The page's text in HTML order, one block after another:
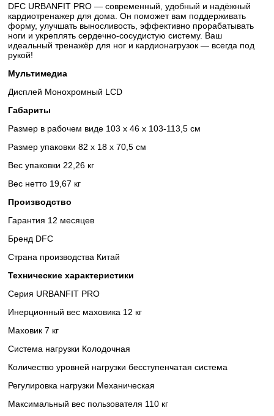
DFC URBANFIT PRO — современный, удобный и надёжный
кардиотренажер для дома. Он поможет вам поддерживать
форму, улучшать выносливость, эффективно прорабатывать
ноги и укреплять сердечно-сосудистую систему. Ваш
идеальный тренажёр для ног и кардионагрузок — всегда под
рукой!
Мультимедиа
Дисплей Монохромный LCD
Габариты
Размер в рабочем виде 103 х 46 х 103-113,5 см
Размер упаковки 82 х 18 х 70,5 см
Вес упаковки 22,26 кг
Вес нетто 19,67 кг
Производство
Гарантия 12 месяцев
Бренд DFC
Страна производства Китай
Технические характеристики
Серия URBANFIT PRO
Инерционный вес маховика 12 кг
Маховик 7 кг
Система нагрузки Колодочная
Количество уровней нагрузки бесступенчатая система
Регулировка нагрузки Механическая
Максимальный вес пользователя 110 кг